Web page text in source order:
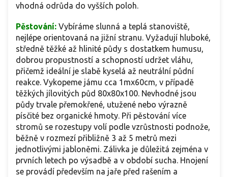
vhodná odrůda do vyšších poloh.
Pěstování: Vybíráme slunná a teplá stanoviště,
nejlépe orientovaná na jižní stranu. Vyžadují hluboké,
středně těžké až hlinité půdy s dostatkem humusu,
dobrou propustností a schopností udržet vláhu,
přičemž ideální je slabě kyselá až neutrální půdní
reakce. Vykopeme jámu cca 1mx60cm, v případě
těžkých jílovitých půd 80x80x100. Nevhodné jsou
půdy trvale přemokřené, utužené nebo výrazně
písčité bez organické hmoty. Při pěstování více
stromů se rozestupy volí podle vzrůstnosti podnože,
běžně v rozmezí přibližně 3 až 5 metrů mezi
jednotlivými jabloněmi. Zálivka je důležitá zejména v
prvních letech po výsadbě a v období sucha. Hnojení
se provádí především na jaře před rašením a